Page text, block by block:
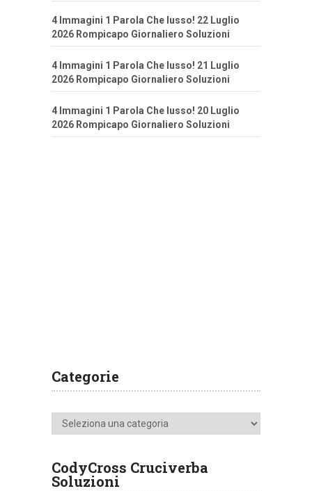
4 Immagini 1 Parola Che lusso! 22 Luglio
2026 Rompicapo Giornaliero Soluzioni
4 Immagini 1 Parola Che lusso! 21 Luglio
2026 Rompicapo Giornaliero Soluzioni
4 Immagini 1 Parola Che lusso! 20 Luglio
2026 Rompicapo Giornaliero Soluzioni
Categorie
Categorie
CodyCross Cruciverba
Soluzioni